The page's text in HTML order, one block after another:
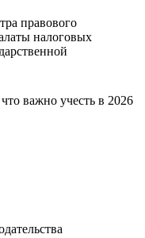
правового
налоговых
важно учесть в 2026